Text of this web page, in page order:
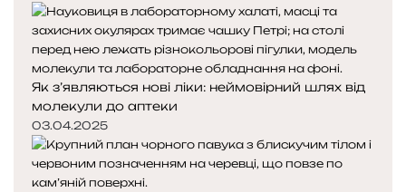
Як з’являються нові ліки: неймовірний шлях від
молекули до аптеки
03.04.2025